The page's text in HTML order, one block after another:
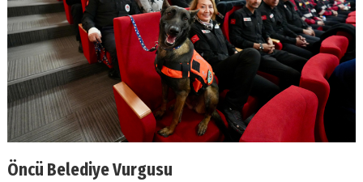
Öncü Belediye Vurgusu